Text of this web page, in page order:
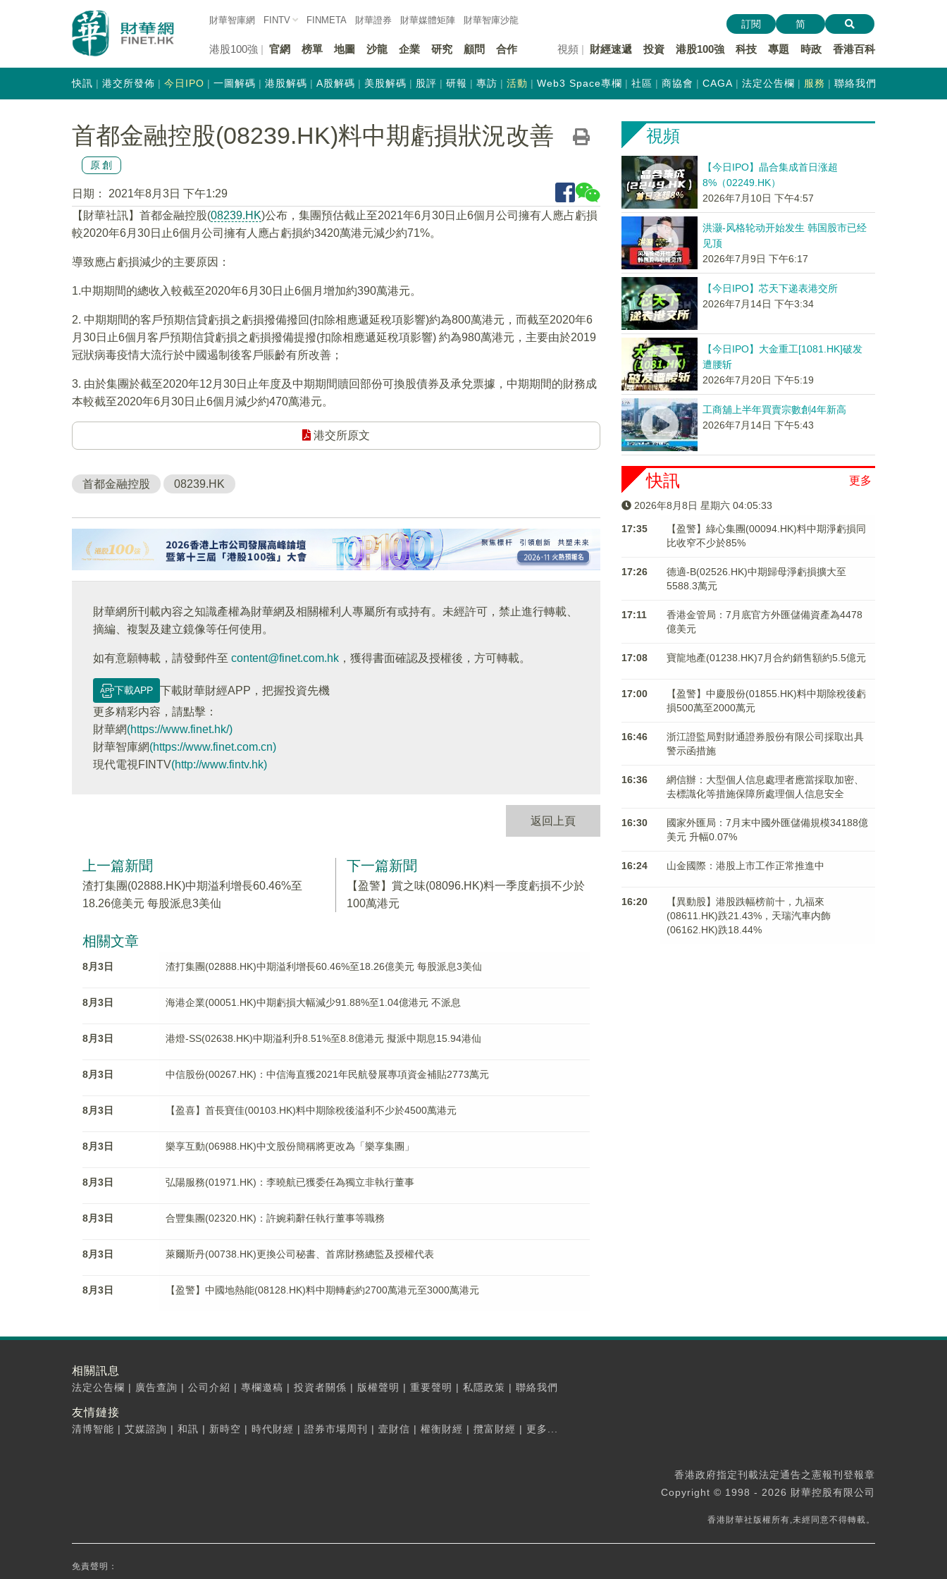
財華智庫網 FINTV FINMETA 財華證券 財華媒體矩陣 財華智庫沙龍
港股100強 官網 榜單 地圖 沙龍 企業 研究 顧問 合作 視頻 財經速遞 投資 港股100強 科技 專題 時政 香港百科
訂閱 简
快訊 港交所發佈 今日IPO 一圖解碼 港股解碼 A股解碼 美股解碼 股評 研報 專訪 活動 Web3 Space專欄 社區 商協會 CAGA 法定公告欄 服務 聯絡我們
首都金融控股(08239.HK)料中期虧損狀況改善
原創
日期：
2021年8月3日 下午1:29
【財華社訊】首都金融控股(08239.HK)公布，集團預估截止至2021年6月30日止6個月公司擁有人應占虧損
較2020年6月30日止6個月公司擁有人應占虧損約3420萬港元減少約71%。
導致應占虧損減少的主要原因：
1.中期期間的總收入較截至2020年6月30日止6個月增加約390萬港元。
2. 中期期間的客戶預期信貸虧損之虧損撥備撥回(扣除相應遞延稅項影響)約為800萬港元，而截至2020年6
月30日止6個月客戶預期信貸虧損之虧損撥備提撥(扣除相應遞延稅項影響) 約為980萬港元，主要由於2019
冠狀病毒疫情大流行於中國遏制後客戶賬齡有所改善；
3. 由於集團於截至2020年12月30日止年度及中期期間贖回部份可換股債券及承兌票據，中期期間的財務成
本較截至2020年6月30日止6個月減少約470萬港元。
港交所原文
首都金融控股 08239.HK
財華網所刊載內容之知識產權為財華網及相關權利人專屬所有或持有。未經許可，禁止進行轉載、
摘編、複製及建立鏡像等任何使用。
如有意願轉載，請發郵件至 content@finet.com.hk ，獲得書面確認及授權後，方可轉載。
下載APP
下載財華財經APP，把握投資先機
更多精彩内容，請點擊：
財華網(https://www.finet.hk/)
財華智庫網(https://www.finet.com.cn)
現代電視FINTV(http://www.fintv.hk)
返回上頁
上一篇新聞
渣打集團(02888.HK)中期溢利增長60.46%至
18.26億美元 每股派息3美仙
下一篇新聞
【盈警】賞之味(08096.HK)料一季度虧損不少於
100萬港元
相關文章
8月3日 渣打集團(02888.HK)中期溢利增長60.46%至18.26億美元 每股派息3美仙
8月3日 海港企業(00051.HK)中期虧損大幅減少91.88%至1.04億港元 不派息
8月3日 港燈-SS(02638.HK)中期溢利升8.51%至8.8億港元 擬派中期息15.94港仙
8月3日 中信股份(00267.HK)：中信海直獲2021年民航發展專項資金補貼2773萬元
8月3日 【盈喜】首長寶佳(00103.HK)料中期除稅後溢利不少於4500萬港元
8月3日 樂享互動(06988.HK)中文股份簡稱將更改為「樂享集團」
8月3日 弘陽服務(01971.HK)：李曉航已獲委任為獨立非執行董事
8月3日 合豐集團(02320.HK)：許婉莉辭任執行董事等職務
8月3日 萊爾斯丹(00738.HK)更換公司秘書、首席財務總監及授權代表
8月3日 【盈警】中國地熱能(08128.HK)料中期轉虧約2700萬港元至3000萬港元
視頻
【今日IPO】晶合集成首日涨超
8%（02249.HK）
2026年7月10日 下午4:57
洪灏-风格轮动开始发生 韩国股市已经
见顶
2026年7月9日 下午6:17
【今日IPO】芯天下递表港交所
2026年7月14日 下午3:34
【今日IPO】大金重工[1081.HK]破发
遭腰斩
2026年7月20日 下午5:19
工商舖上半年買賣宗數創4年新高
2026年7月14日 下午5:43
更多
快訊
2026年8月8日 星期六 04:05:33
17:35
【盈警】綠心集團(00094.HK)料中期淨虧損同
比收窄不少於85%
17:26
德適-B(02526.HK)中期歸母淨虧損擴大至
5588.3萬元
17:11
香港金管局：7月底官方外匯儲備資產為4478
億美元
17:08 寶龍地產(01238.HK)7月合約銷售額約5.5億元
17:00
【盈警】中慶股份(01855.HK)料中期除稅後虧
損500萬至2000萬元
16:46
浙江證監局對財通證券股份有限公司採取出具
警示函措施
16:36
網信辦：大型個人信息處理者應當採取加密、
去標識化等措施保障所處理個人信息安全
16:30
國家外匯局：7月末中國外匯儲備規模34188億
美元 升幅0.07%
16:24 山金國際：港股上市工作正常推進中
16:20
【異動股】港股跌幅榜前十，九福來
(08611.HK)跌21.43%，天瑞汽車内飾
(06162.HK)跌18.44%
相關訊息
法定公告欄 | 廣告查詢 | 公司介紹 | 專欄邀稿 | 投資者關係 | 版權聲明 | 重要聲明 | 私隱政策 | 聯絡我們
友情鏈接
清博智能 | 艾媒諮詢 | 和訊 | 新時空 | 時代財經 | 證券市場周刊 | 壹財信 | 權衡財經 | 攬富財經 | 更多...
香港政府指定刊載法定通告之憲報刊登報章
Copyright © 1998 - 2026 財華控股有限公司
香港財華社版權所有,未經同意不得轉載。
免責聲明：